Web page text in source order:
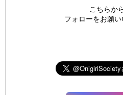
こちらか
フォローをお願い